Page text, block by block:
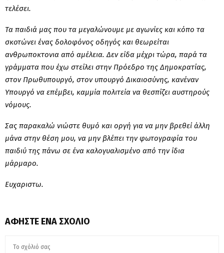
τελέσει.
Τα παιδιά μας που τα μεγαλώνουμε με αγωνίες και κόπο τα
σκοτώνει ένας δολοφόνος οδηγός και θεωρείται
ανθρωποκτονια από αμέλεια. Δεν είδα μέχρι τώρα, παρά τα
γράμματα που έχω στείλει στην Πρόεδρο της Δημοκρατίας,
στον Πρωθυπουργό, στον υπουργό Δικαιοσύνης, κανέναν
Υπουργό να επέμβει, καμμία πολιτεία να θεσπίζει αυστηρούς
νόμους.
Σας παρακαλώ νιώστε θυμό και οργή για να μην βρεθεί άλλη
μάνα στην θέση μου, να μην βλέπει την φωτογραφία του
παιδιύ της πάνω σε ένα καλογυαλισμένο από την ίδια
μάρμαρο.
Ευχαριστω.
ΑΦΉΣΤΕ ΈΝΑ ΣΧΌΛΙΟ